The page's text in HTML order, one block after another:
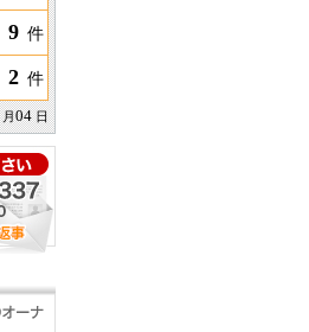
9 件
2 件
月04 日